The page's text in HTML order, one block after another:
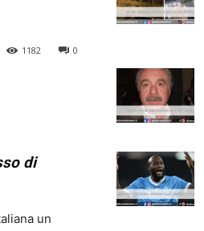
0
1182
di
un